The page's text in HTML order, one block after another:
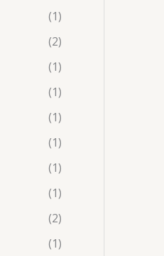
(1)
(2)
(1)
(1)
(1)
(1)
(1)
(1)
(2)
(1)